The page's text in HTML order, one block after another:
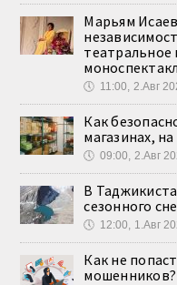
Марьям
театральное
🕔 11:00, 2.Авг
Как
магазинах,
🕔 09:00, 2.Авг
В
сезонного
🕔 12:00, 1.Авг
Как не